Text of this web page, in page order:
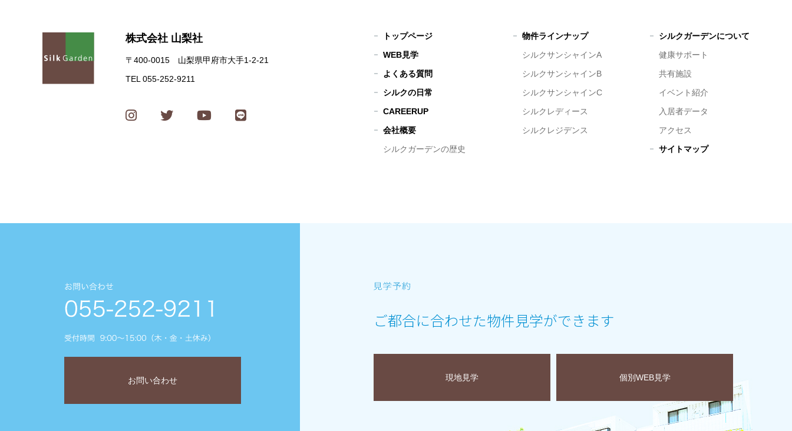
株式会社 山梨社
〒400-0015 山梨県甲府市大手1-2-21
TEL 055-252-9211
トップページ
WEB見学
よくある質問
シルクの日常
CAREERUP
会社概要
シルクガーデンの歴史
物件ラインナップ
シルクサンシャインA
シルクサンシャインB
シルクサンシャインC
シルクレディース
シルクレジデンス
シルクガーデンについて
健康サポート
共有施設
イベント紹介
入居者データ
アクセス
サイトマップ
お問い合わせ
ご都合に合わせた物件見学ができます
現地見学 個別WEB見学